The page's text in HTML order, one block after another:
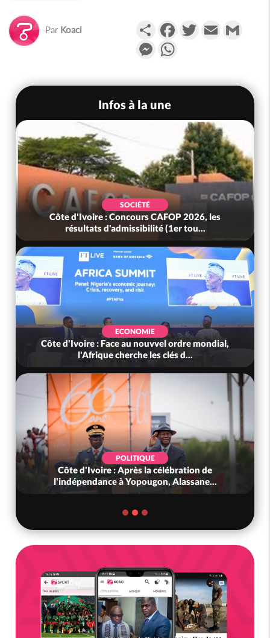
Par Koaci PartagerFacebookTwitterEmail
Messenger
Infos à la une
SOCIÉTÉ
Côte d'Ivoire : Concours CAFOP 2026, les
résultats d'admissibilité (1er tou...
ECONOMIE
Côte d'Ivoire : Face au nouvvel ordre mondial,
l'Afrique cherche les clés d...
POLITIQUE
Côte d'Ivoire : Après la célébration de
l'indépendance à Yopougon, Alassane...